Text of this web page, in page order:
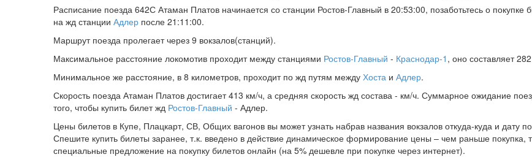
Расписание поезда 642С Атаман Платов начинается со станции Ростов-Главный в 20:53:00, позаботьтесь о
на жд станции Адлер после 21:11:00.
Маршрут поезда пролегает через 9 вокзалов(станций).
Максимальное расстояние локомотив проходит между станциями Ростов-Главный - Краснодар-1 , оно составляет
Минимальное же расстояние, в 8 километров, проходит по жд путям между Хоста и Адлер.
Скорость поезда Атаман Платов достигает 413 км/ч, а средняя скорость жд состава - км/ч. Суммарное ожидание
того, чтобы купить билет жд Ростов-Главный - Адлер.
Цены билетов в Купе, Плацкарт, СВ, Общих вагонов вы может узнать набрав названия вокзалов откуда-куда и дату
Спешите купить билеты заранее, т.к. введено в действие динамическое формирование цены – чем раньше покупка,
специальные предложение на покупку билетов онлайн (на 5% дешевле при покупке через интернет).